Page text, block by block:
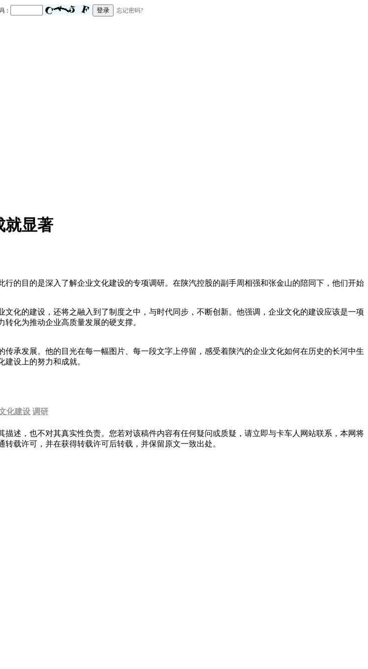
显著
的目的是深入了解企业文化建设的专项调研。在陕汽控股的副手周相强和张金山的陪同下，他们开始
化的建设，还将之融入到了制度之中，与时代同步，不断创新。他强调，企业文化的建设应该是一项
化为推动企业高质量发展的硬支撑。
承发展。他的目光在每一幅图片、每一段文字上停留，感受着陕汽的企业文化如何在历史的长河中生
设上的努力和成就。
化建设 调研
述，也不对其真实性负责。您若对该稿件内容有任何疑问或质疑，请立即与卡车人网站联系，本网将
载许可，并在获得转载许可后转载，并保留原文一致出处。